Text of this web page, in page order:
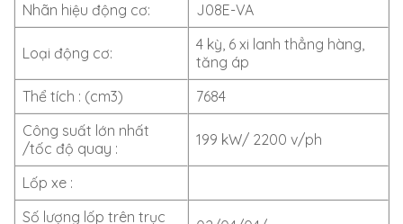
Nhãn hiệu động cơ:
J08E-VA
Loại động cơ:
4 kỳ, 6 xi lanh thẳng hàng,
tăng áp
Thể tích : (cm3)
7684
Công suất lớn nhất
/tốc độ quay :
199 kW/ 2200 v/ph
Lốp xe :
Số lượng lốp trên trục